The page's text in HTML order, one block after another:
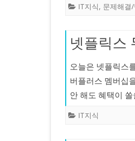
IT지식, 문제해결/
넷플릭스
오늘은 넷플릭스
버플러스 멤버십
안 해도 혜택이
IT지식